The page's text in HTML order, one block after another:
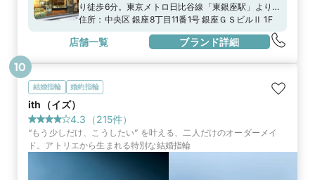
り徒歩6分。東京メトロ日比谷線「東銀座駅」より徒
歩6分。JR山手線「新橋駅」より徒歩7分。
住所： 中央区 銀座8丁目11番1号 銀座ＧＳビルⅡ 1F
店舗一覧 ブランド詳細
結婚指輪 婚約指輪
ith（イズ）
4.3 （215件）
“もう少しだけ、こうしたい” を叶える、二人だけのオーダーメイ
ド。アトリエから生まれる特別な結婚指輪
10